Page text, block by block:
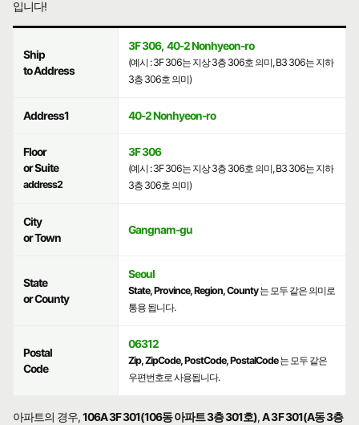
입니다!
Ship
to Address
3F 306, 40-2 Nonhyeon-ro
(예시 : 3F 306는 지상 3층 306호 의미, B3 306는 지하
3층 306호 의미)
Address1 40-2 Nonhyeon-ro
Floor
or Suite
address2
3F 306
(예시 : 3F 306는 지상 3층 306호 의미, B3 306는 지하
3층 306호 의미)
City
or Town
Gangnam-gu
State
or County
Seoul
State, Province, Region, County는 모두 같은 의미로
통용 됩니다.
Postal
Code
06312
Zip, ZipCode, PostCode, PostalCode는 모두 같은
우편번호로 사용됩니다.
아파트의 경우,106A 3F 301(106동 아파트 3층 301호),A 3F 301(A동 3층